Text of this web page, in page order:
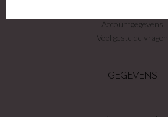
Accountgegevens
Veel gestelde vragen
GEGEVENS